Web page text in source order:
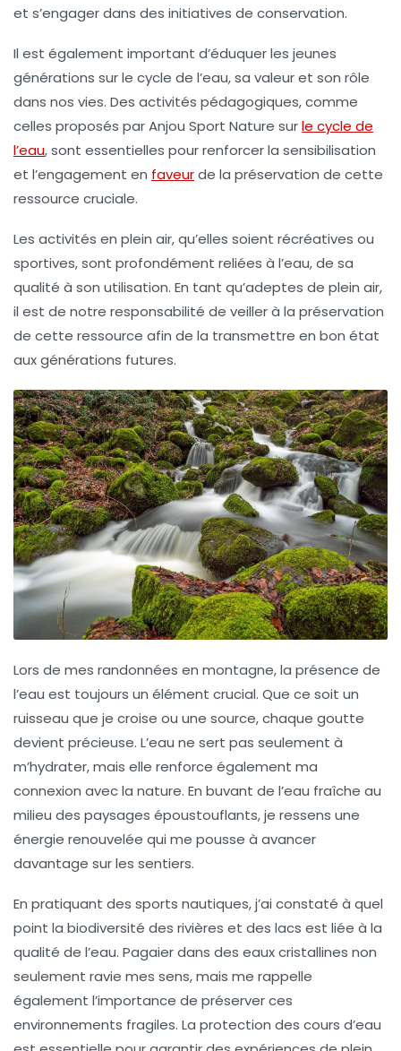
et s’engager dans des initiatives de conservation.
Il est également important d’éduquer les jeunes
générations sur le cycle de l’eau, sa valeur et son rôle
dans nos vies. Des activités pédagogiques, comme
celles proposés par Anjou Sport Nature surle cycle de
l’eau, sont essentielles pour renforcer la sensibilisation
et l’engagement en faveurde la préservation de cette
ressource cruciale.
Les activités en plein air, qu’elles soient récréatives ou
sportives, sont profondément reliées à l’eau, de sa
qualité à son utilisation. En tant qu’adeptes de plein air,
il est de notre responsabilité de veiller à la préservation
de cette ressource afin de la transmettre en bon état
aux générations futures.
Lors de mes randonnées en montagne, la présence de
l’eau est toujours un élément crucial. Que ce soit un
ruisseau que je croise ou une source, chaque goutte
devient précieuse. L’eau ne sert pas seulement à
m’hydrater, mais elle renforce également ma
connexion avec la nature. En buvant de l’eau fraîche au
milieu des paysages époustouflants, je ressens une
énergie renouvelée qui me pousse à avancer
davantage sur les sentiers.
En pratiquant des sports nautiques, j’ai constaté à quel
point la biodiversité des rivières et des lacs est liée à la
qualité de l’eau. Pagaier dans des eaux cristallines non
seulement ravie mes sens, mais me rappelle
également l’importance de préserver ces
environnements fragiles. La protection des cours d’eau